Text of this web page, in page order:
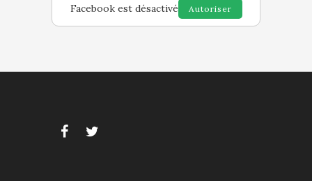
Facebook est désactivé Autoriser